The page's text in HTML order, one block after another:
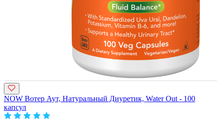
NOW Вотер Аут, Натуральный Диуретик, Water Out - 100
капсул